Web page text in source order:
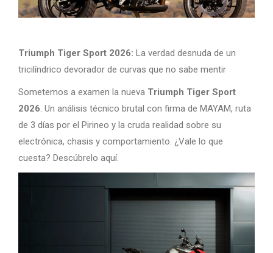
Triumph Tiger Sport 2026: La verdad desnuda de un
tricilíndrico devorador de curvas que no sabe mentir
Sometemos a examen la nueva Triumph Tiger Sport
2026. Un análisis técnico brutal con firma de MAYAM, ruta
de 3 días por el Pirineo y la cruda realidad sobre su
electrónica, chasis y comportamiento. ¿Vale lo que
cuesta? Descúbrelo aquí.